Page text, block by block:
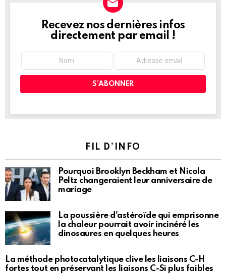
NEWSLETTER
Recevez nos dernières infos
directement par email !
FIL D’INFO
Pourquoi Brooklyn Beckham et Nicola
Peltz changeraient leur anniversaire de
mariage
La poussière d'astéroïde qui emprisonne
la chaleur pourrait avoir incinéré les
dinosaures en quelques heures
La méthode photocatalytique clive les liaisons C-H
fortes tout en préservant les liaisons C-Si plus faibles